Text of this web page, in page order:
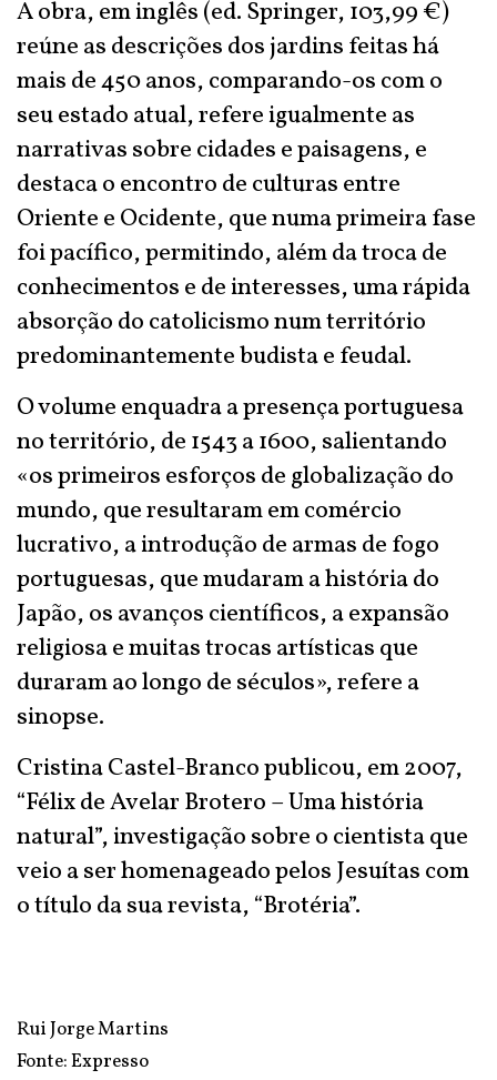
A obra, em inglês (ed. Springer, 103,99 €)
reúne as descrições dos jardins feitas há
mais de 450 anos, comparando-os com o
seu estado atual, refere igualmente as
narrativas sobre cidades e paisagens, e
destaca o encontro de culturas entre
Oriente e Ocidente, que numa primeira fase
foi pacífico, permitindo, além da troca de
conhecimentos e de interesses, uma rápida
absorção do catolicismo num território
predominantemente budista e feudal.
O volume enquadra a presença portuguesa
no território, de 1543 a 1600, salientando
«os primeiros esforços de globalização do
mundo, que resultaram em comércio
lucrativo, a introdução de armas de fogo
portuguesas, que mudaram a história do
Japão, os avanços científicos, a expansão
religiosa e muitas trocas artísticas que
duraram ao longo de séculos», refere a
sinopse.
Cristina Castel-Branco publicou, em 2007,
“Félix de Avelar Brotero – Uma história
natural”, investigação sobre o cientista que
veio a ser homenageado pelos Jesuítas com
o título da sua revista, “Brotéria”.
Rui Jorge Martins
Fonte:Expresso